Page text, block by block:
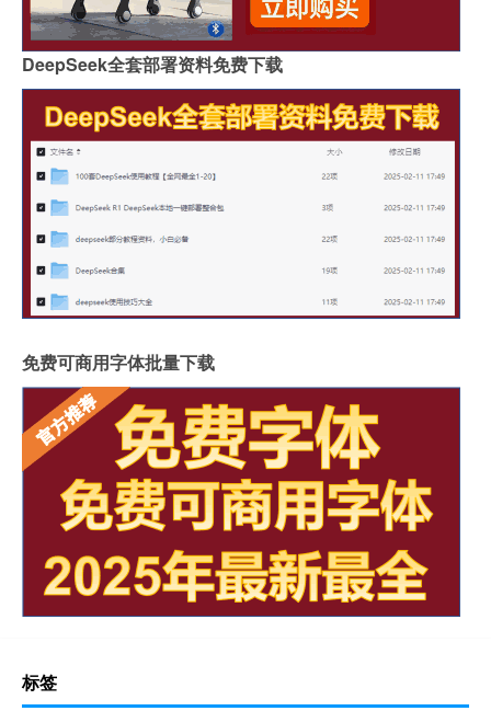
DeepSeek全套部署资料免费下载
免费可商用字体批量下载
标签